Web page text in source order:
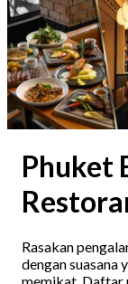
Phuket
Rasakan
dengan suasana